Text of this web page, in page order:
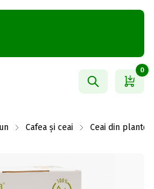
0
Cafea și ceai Ceai din plante